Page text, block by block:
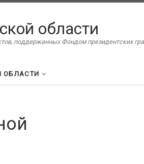
области
поддержанных Фондом президентских
ОБЛАСТИ